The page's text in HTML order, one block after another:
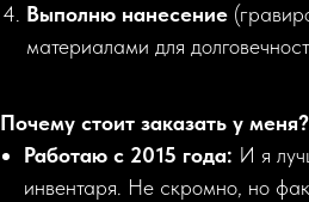
Выполню нанесение
материалами для
Почему стоит заказать у меня?
Работаю с 2015 года: И я
инвентаря. Не скромно, но